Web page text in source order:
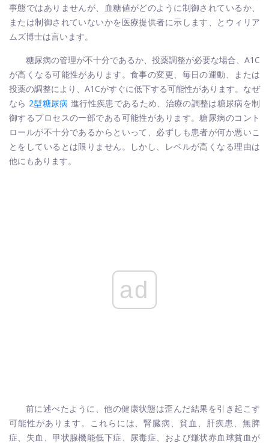
事態ではありませんが、血糖値がどのように制御されているか、
または制御されていないかを医療提供者に示します、とウィリア
ムズ博士は言います。
糖尿病の管理が不十分であるか、投薬調整が必要な場合、A1C
が高くなる可能性があります。食事の変更、毎日の運動、または
投薬の調整により、A1Cがすぐに低下する可能性があります。なぜ
なら 2型糖尿病 進行性疾患であるため、治療の調整は糖尿病を制
御するプロセスの一部である可能性があります。糖尿病のコント
ロールが不十分であるからといって、必ずしも患者が何か悪いこ
とをしているとは限りません。しかし、レベルが高くなる理由は
他にもあります。
ad
前に述べたように、他の健康状態は歪んだ結果を引き起こす
可能性があります。これらには、腎臓病、貧血、肝疾患、無脾
症、失血、甲状腺機能低下症、尿毒症、および鎌状赤血球貧血が